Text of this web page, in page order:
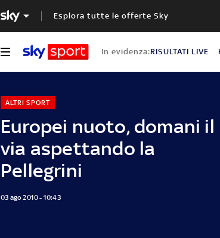
Esplora tutte le offerte Sky
In evidenza:RISULTATI LIVE
Europei nuoto, domani il
via aspettando la
Pellegrini
ALTRI SPORT
03 ago 2010 - 10:43